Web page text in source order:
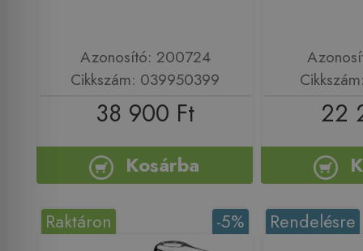
Azonosító: 200724
Cikkszám: 039950399
38 900 Ft
Kosárba
22
-5%
Raktáron Rendelésre